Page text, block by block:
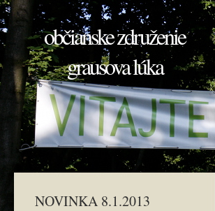
občianske združenie
grausova lúka
NOVINKA 8.1.2013